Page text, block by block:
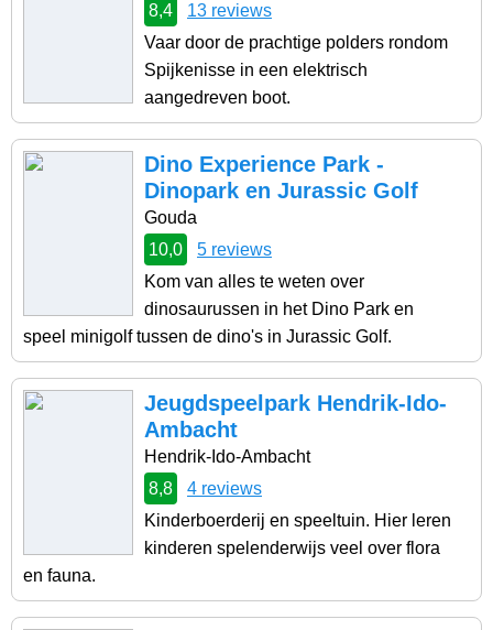
8,4
13 reviews
Vaar door de prachtige polders rondom
Spijkenisse in een elektrisch
aangedreven boot.
Dino Experience Park -
Dinopark en Jurassic Golf
Gouda
10,0
5 reviews
Kom van alles te weten over
dinosaurussen in het Dino Park en
speel minigolf tussen de dino's in Jurassic Golf.
Jeugdspeelpark Hendrik-Ido-
Ambacht
Hendrik-Ido-Ambacht
8,8
4 reviews
Kinderboerderij en speeltuin. Hier leren
kinderen spelenderwijs veel over flora
en fauna.